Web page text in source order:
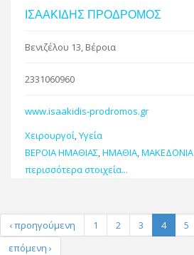
ΙΣΑΑΚΙΔΗΣ ΠΡΟΔΡΟΜΟΣ
Βενιζέλου 13, Βέροια
2331060960
www.isaakidis-prodromos.gr
Χειρουργοί,Υγεία
ΒΕΡΟΙΑ ΗΜΑΘΙΑΣ,ΗΜΑΘΙΑ,ΜΑΚΕΔΟΝΙΑ
περισσότερα στοιχεία...
‹ προηγούμενη 1 2 3 4 5
επόμενη ›